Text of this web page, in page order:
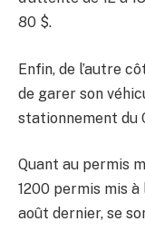
80 $.
Enfin, de l’autre
de garer son
stationnement du
Quant au permis
1200 permis mis
août dernier, se